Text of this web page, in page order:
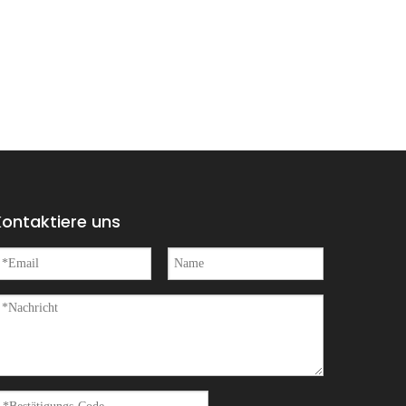
ein malerischer Ort in Wuyuan war.
uns